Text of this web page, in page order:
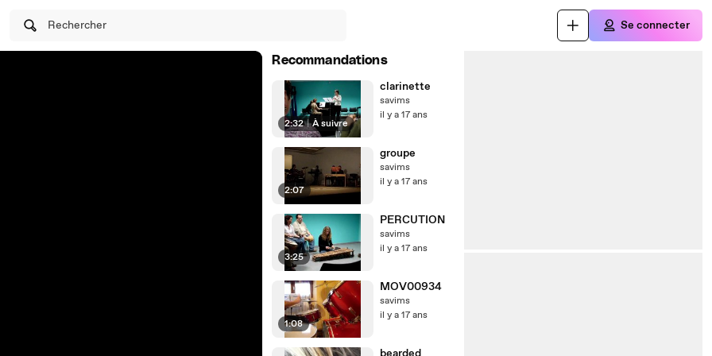
Rechercher Se connecter
Recommandations
2:32 | À suivre
clarinette
savims
il y a 17 ans
2:07
groupe
savims
il y a 17 ans
3:25
PERCUTION
savims
il y a 17 ans
1:08
MOV00934
savims
il y a 17 ans